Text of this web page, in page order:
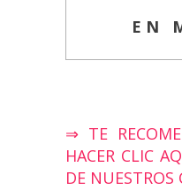
EN
⇒ TE
HACER CLIC
DE NUESTROS